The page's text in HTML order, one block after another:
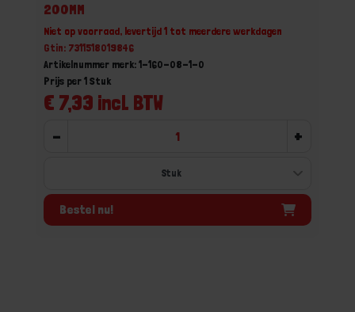
200MM
Niet op voorraad, levertijd 1 tot meerdere werkdagen
Gtin: 7311518019846
Artikelnummer merk: 1-160-08-1-0
€ 7,33 incl. BTW
Prijs per 1 Stuk
- +
Bestel nu!